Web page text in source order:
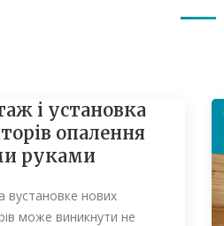
і установка
опалення
руками
вустановке нових
може виникнути не